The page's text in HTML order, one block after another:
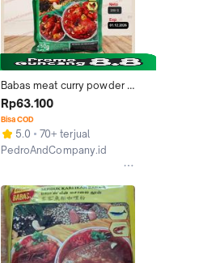
Babas meat curry powder
250 gram - halal vegetarian
Rp63.100
Bisa COD
5.0
70+ terjual
PedroAndCompany.id